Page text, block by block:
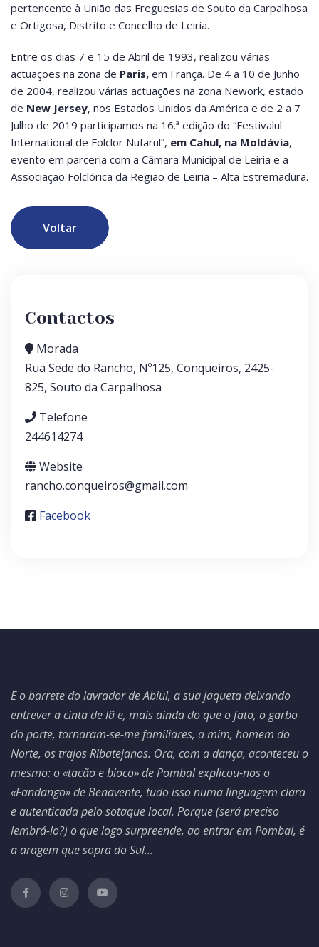
pertencente à União das Freguesias de Souto da Carpalhosa
e Ortigosa, Distrito e Concelho de Leiria.
Entre os dias 7 e 15 de Abril de 1993, realizou várias
actuações na zona de Paris, em França. De 4 a 10 de Junho
de 2004, realizou várias actuações na zona Nework, estado
de New Jersey, nos Estados Unidos da América e de 2 a 7
Julho de 2019 participamos na 16.ª edição do “Festivalul
International de Folclor Nufarul”, em Cahul, na Moldávia,
evento em parceria com a Câmara Municipal de Leiria e a
Associação Folclórica da Região de Leiria – Alta Estremadura.
Voltar
Contactos
Morada
Rua Sede do Rancho, Nº125, Conqueiros, 2425-
825, Souto da Carpalhosa
Telefone
244614274
Website
rancho.conqueiros@gmail.com
Facebook
E o barrete do lavrador de Abiul, a sua jaqueta deixando
entrever a cinta de lã e, mais ainda do que o fato, o garbo
do porte, tornaram-se-me familiares, a mim, homem do
Norte, os trajos Ribatejanos. Ora, com a dança, aconteceu o
mesmo: o «tacão e bioco» de Pombal explicou-nos o
«Fandango» de Benavente, tudo isso numa linguagem clara
e autenticada pelo sotaque local. Porque (será preciso
lembrá-lo?) o que logo surpreende, ao entrar em Pombal, é
a aragem que sopra do Sul...